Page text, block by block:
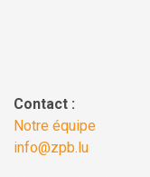
Contact :
Notre équipe
info@zpb.lu